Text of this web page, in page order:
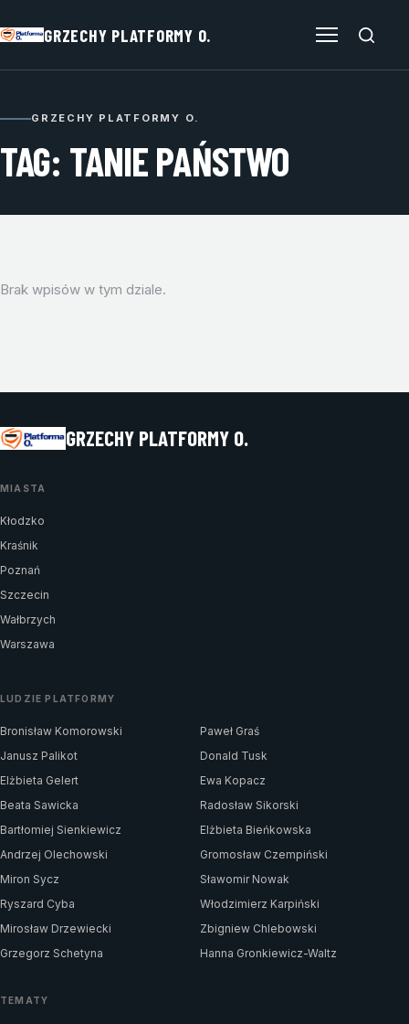
GRZECHY PLATFORMY O.
GRZECHY PLATFORMY O.
TAG: TANIE PAŃSTWO
Brak wpisów w tym dziale.
GRZECHY PLATFORMY O.
MIASTA
Kłodzko
Kraśnik
Poznań
Szczecin
Wałbrzych
Warszawa
LUDZIE PLATFORMY
Bronisław Komorowski
Paweł Graś
Janusz Palikot
Donald Tusk
Elżbieta Gelert
Ewa Kopacz
Beata Sawicka
Radosław Sikorski
Bartłomiej Sienkiewicz
Elżbieta Bieńkowska
Andrzej Olechowski
Gromosław Czempiński
Miron Sycz
Sławomir Nowak
Ryszard Cyba
Włodzimierz Karpiński
Mirosław Drzewiecki
Zbigniew Chlebowski
Grzegorz Schetyna
Hanna Gronkiewicz-Waltz
TEMATY